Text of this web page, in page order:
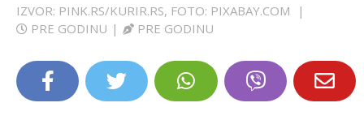
EXTRA
IZVOR: PINK.RS/KURIR.RS, FOTO: PIXABAY.COM
|
PRE GODINU | PRE GODINU